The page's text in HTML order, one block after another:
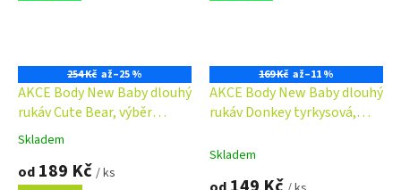
254 Kč až–25 %
AKCE Body New Baby dlouhý
rukáv Cute Bear, výběr
velikostí
Průměrné
produktu
Skladem
od 189 Kč / ks
169 Kč až–11 %
AKCE Body New Baby dlouhý
rukáv Donkey tyrkysová,
Skladem